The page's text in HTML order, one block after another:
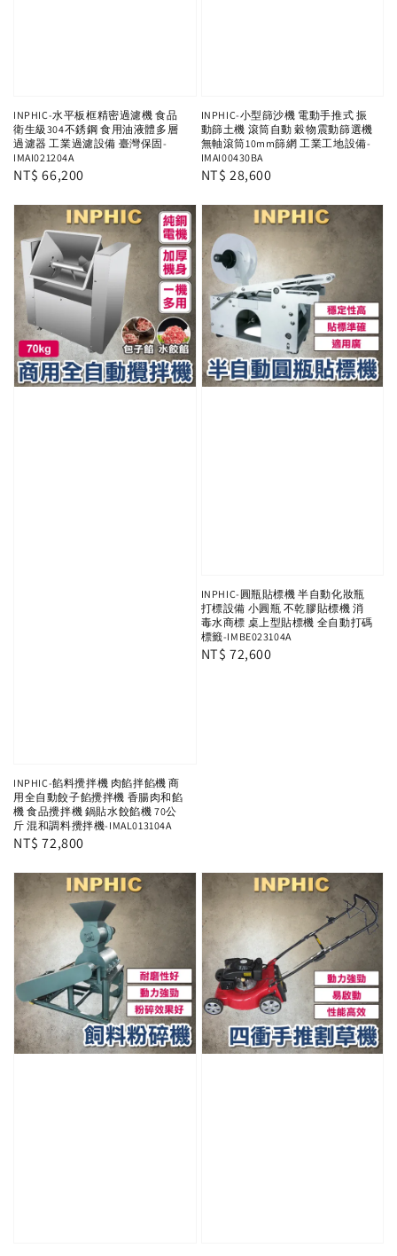
INPHIC-水平板框精密過濾機 食品
衛生級304不銹鋼 食用油液體多層
過濾器 工業過濾設備 臺灣保固-
IMAI021204A
Regular
NT$ 66,200
INPHIC-小型篩沙機 電動手推式 振
動篩土機 滾筒自動 穀物震動篩選機
無軸滾筒10mm篩網 工業工地設備-
IMAI00430BA
Regular
NT$ 28,600
INPHIC-餡料攪拌機 肉餡拌餡機 商
用全自動餃子餡攪拌機 香腸肉和餡
機 食品攪拌機 鍋貼水餃餡機 70公
斤 混和調料攪拌機-IMAL013104A
Regular
NT$ 72,800
INPHIC-圓瓶貼標機 半自動化妝瓶
打標設備 小圓瓶 不乾膠貼標機 消
毒水商標 桌上型貼標機 全自動打碼
標籤-IMBE023104A
Regular
NT$ 72,600